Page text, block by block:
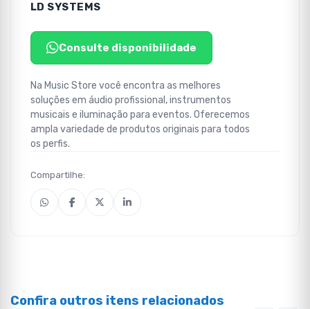
LD SYSTEMS
Consulte disponibilidade
Na Music Store você encontra as melhores
soluções em áudio profissional, instrumentos
musicais e iluminação para eventos. Oferecemos
ampla variedade de produtos originais para todos
os perfis.
Compartilhe:
Confira outros itens relacionados